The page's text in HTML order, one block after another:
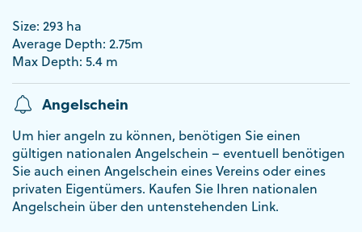
Size: 293 ha
Average Depth: 2.75m
Max Depth: 5.4 m
Angelschein
Um hier angeln zu können, benötigen Sie einen
gültigen nationalen Angelschein – eventuell benötigen
Sie auch einen Angelschein eines Vereins oder eines
privaten Eigentümers. Kaufen Sie Ihren nationalen
Angelschein über den untenstehenden Link.